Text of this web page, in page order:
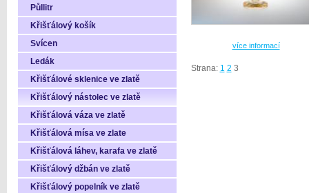
Půllitr
Křišťálový košík
Svícen
Ledák
Křišťálové sklenice ve zlatě
Křišťálový nástolec ve zlatě
Křišťálová váza ve zlatě
Křišťálová mísa ve zlate
Křišťálová láhev, karafa ve zlatě
Křišťálový džbán ve zlatě
Křišťálový popelník ve zlatě
více informací
Strana: 1 2 3